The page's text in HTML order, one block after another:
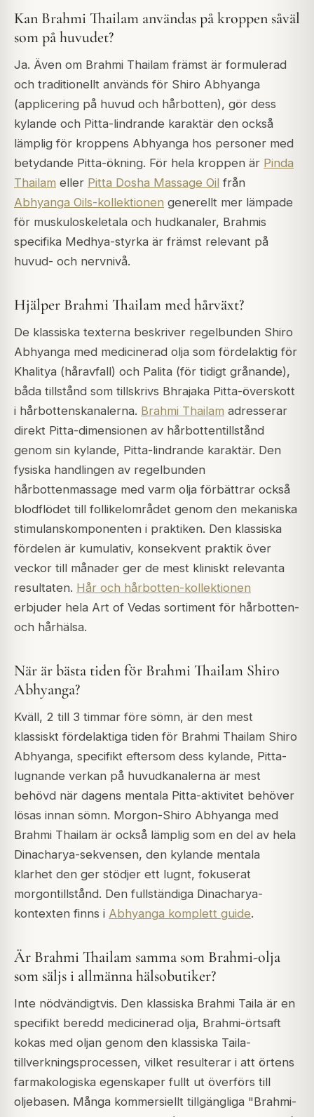
Kan Brahmi Thailam användas på kroppen såväl
som på huvudet?
Ja. Även om Brahmi Thailam främst är formulerad
och traditionellt används för Shiro Abhyanga
(applicering på huvud och hårbotten), gör dess
kylande och Pitta-lindrande karaktär den också
lämplig för kroppens Abhyanga hos personer med
betydande Pitta-ökning. För hela kroppen är Pinda
Thailam eller Pitta Dosha Massage Oil från
Abhyanga Oils-kollektionen generellt mer lämpade
för muskuloskeletala och hudkanaler, Brahmis
specifika Medhya-styrka är främst relevant på
huvud- och nervnivå.
Hjälper Brahmi Thailam med hårväxt?
De klassiska texterna beskriver regelbunden Shiro
Abhyanga med medicinerad olja som fördelaktig för
Khalitya (håravfall) och Palita (för tidigt grånande),
båda tillstånd som tillskrivs Bhrajaka Pitta-överskott
i hårbottenskanalerna. Brahmi Thailam adresserar
direkt Pitta-dimensionen av hårbottentillstånd
genom sin kylande, Pitta-lindrande karaktär. Den
fysiska handlingen av regelbunden
hårbottenmassage med varm olja förbättrar också
blodflödet till follikelområdet genom den mekaniska
stimulanskomponenten i praktiken. Den klassiska
fördelen är kumulativ, konsekvent praktik över
veckor till månader ger de mest kliniskt relevanta
resultaten. Hår och hårbotten-kollektionen
erbjuder hela Art of Vedas sortiment för hårbotten-
och hårhälsa.
När är bästa tiden för Brahmi Thailam Shiro
Abhyanga?
Kväll, 2 till 3 timmar före sömn, är den mest
klassiskt fördelaktiga tiden för Brahmi Thailam Shiro
Abhyanga, specifikt eftersom dess kylande, Pitta-
lugnande verkan på huvudkanalerna är mest
behövd när dagens mentala Pitta-aktivitet behöver
lösas innan sömn. Morgon-Shiro Abhyanga med
Brahmi Thailam är också lämplig som en del av hela
Dinacharya-sekvensen, den kylande mentala
klarhet den ger stödjer ett lugnt, fokuserat
morgontillstånd. Den fullständiga Dinacharya-
kontexten finns i Abhyanga komplett guide.
Är Brahmi Thailam samma som Brahmi-olja
som säljs i allmänna hälsobutiker?
Inte nödvändigtvis. Den klassiska Brahmi Taila är en
specifikt beredd medicinerad olja, Brahmi-örtsaft
kokas med oljan genom den klassiska Taila-
tillverkningsprocessen, vilket resulterar i att örtens
farmakologiska egenskaper fullt ut överförs till
oljebasen. Många kommersiellt tillgängliga "Brahmi-